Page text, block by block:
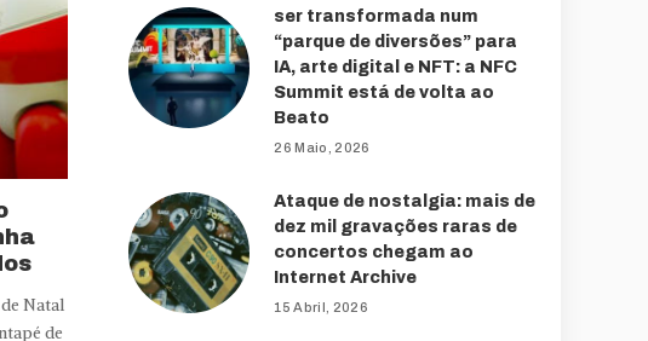
Natal
de
ser transformada num
“parque de diversões” para
IA, arte digital e NFT: a NFC
Summit está de volta ao
Beato
26 Maio, 2026
Ataque de nostalgia: mais de
dez mil gravações raras de
concertos chegam ao
Internet Archive
15 Abril, 2026